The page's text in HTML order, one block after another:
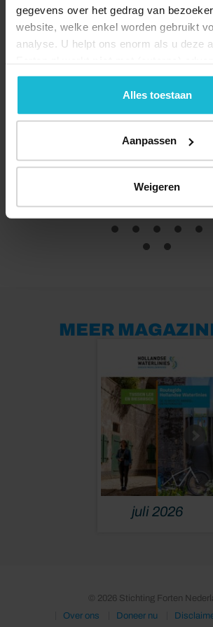
gegevens over het gedrag van
website, welke enkel worden gebruikt
analyse. U helpt ons enorm als u deze
geen commerciële doelstelling. U kunt
de knoppen accepteren, beheren of
Alles toestaan
Aanpassen
Weigeren
MEER
juli 2026
© 2026 Stichting Forten
Over ons
Doneer nu